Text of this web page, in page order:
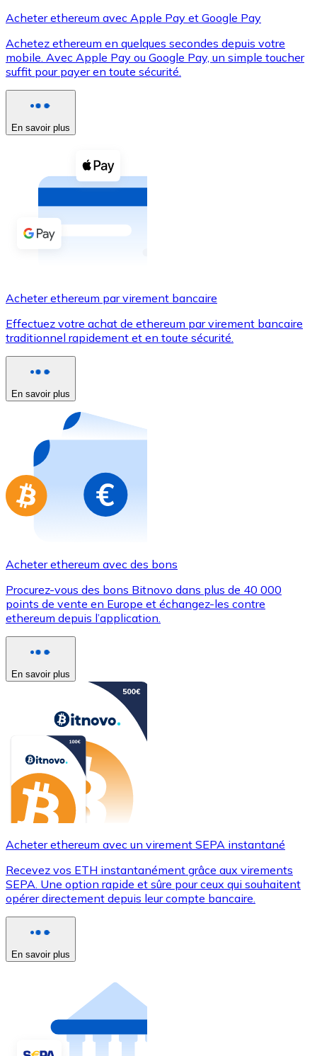
XRP
XRP
Voir toutes
Coupons crypto
Achetez des cryptomonnaies en espèces et d'autres
Acheter avec espèces
Virement SEPA
Utilisez les cartes Visa et Mastercard pour acheter
Acheter avec carte
Nouveau
Achetez des cartes-cadeaux de vos marques
Aller à la boutique de cartes-cadeaux
Acheter ethereum avec Apple Pay et Google Pay
Achetez ethereum en quelques secondes depuis votre
mobile. Avec Apple Pay ou Google Pay, un simple toucher
suffit pour payer en toute sécurité.
En savoir plus
Acheter ethereum par virement bancaire
Effectuez votre achat de ethereum par virement bancaire
traditionnel rapidement et en toute sécurité.
En savoir plus
Acheter ethereum avec des bons
Procurez-vous des bons Bitnovo dans plus de 40 000
points de vente en Europe et échangez-les contre
ethereum depuis l’application.
En savoir plus
Acheter ethereum avec un virement SEPA instantané
Recevez vos ETH instantanément grâce aux virements
SEPA. Une option rapide et sûre pour ceux qui souhaitent
opérer directement depuis leur compte bancaire.
En savoir plus